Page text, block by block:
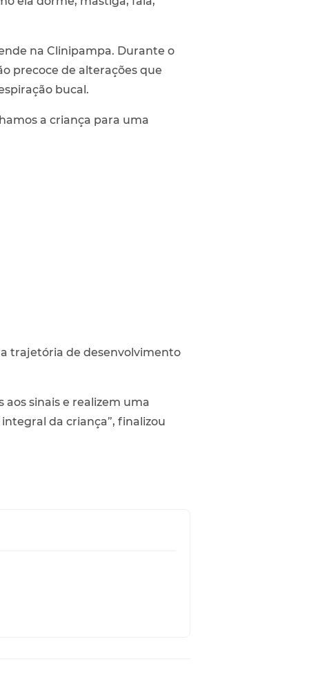
na Clinipampa. Durante o
precoce de alterações que
bucal.
a criança para uma
trajetória de desenvolvimento
sinais e realizem uma
da criança”, finalizou